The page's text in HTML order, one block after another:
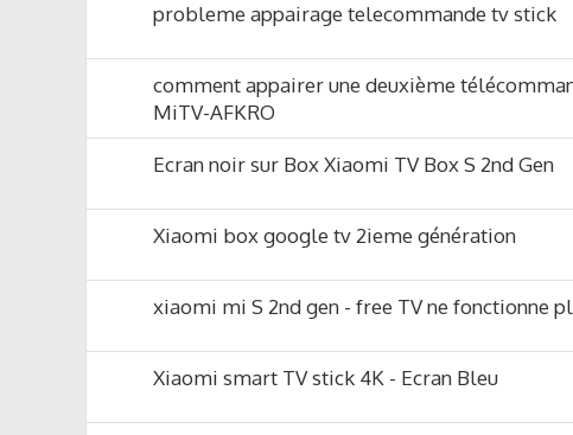
probleme appairage telecommande tv stick
comment appairer une deuxième
MiTV-AFKRO
Ecran noir sur Box Xiaomi TV Box S 2nd Gen
Xiaomi box google tv 2ieme génération
xiaomi mi S 2nd gen - free TV ne fonctionne
Xiaomi smart TV stick 4K - Ecran Bleu